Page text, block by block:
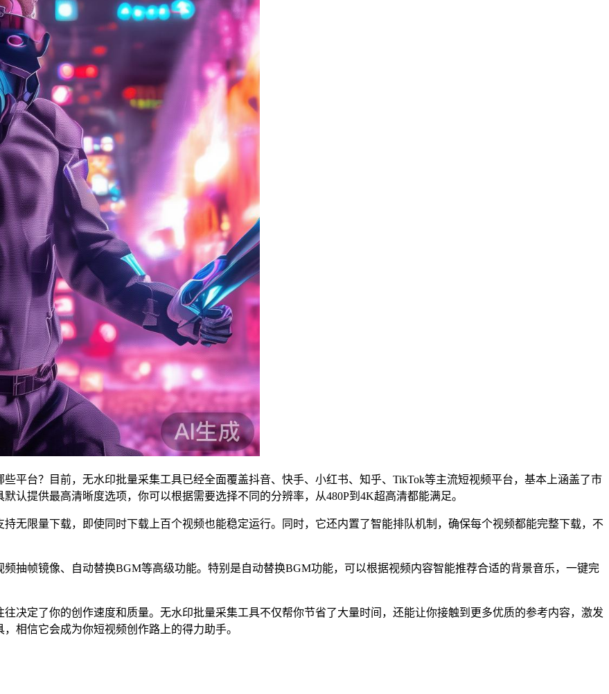
平台？目前，无水印批量采集工具已经全面覆盖抖音、快手、小红书、知乎、TikTok等主流短视频平台，基本上涵盖了市
认提供最高清晰度选项，你可以根据需要选择不同的分辨率，从480P到4K超高清都能满足。
无限量下载，即使同时下载上百个视频也能稳定运行。同时，它还内置了智能排队机制，确保每个视频都能完整下载，不
抽帧镜像、自动替换BGM等高级功能。特别是自动替换BGM功能，可以根据视频内容智能推荐合适的背景音乐，一键完
决定了你的创作速度和质量。无水印批量采集工具不仅帮你节省了大量时间，还能让你接触到更多优质的参考内容，激发
相信它会成为你短视频创作路上的得力助手。